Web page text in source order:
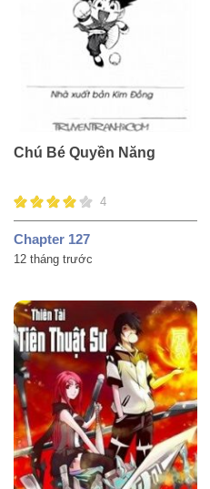
Chú Bé Quyền Năng
4
Chapter 127
12 tháng trước